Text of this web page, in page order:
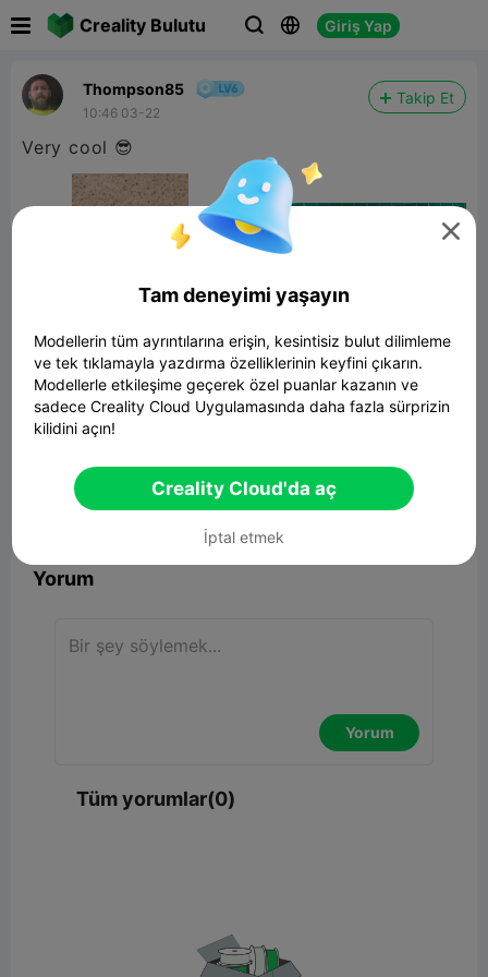
Creality Bulutu   Giriş Yap
Thompson85
10:46 03-22
Takip Et
Very cool 😎
Grinder

Yorum
Yorum
Tüm yorumlar(0)

Tam deneyimi yaşayın
Modellerin tüm ayrıntılarına erişin, kesintisiz bulut dilimleme
ve tek tıklamayla yazdırma özelliklerinin keyfini çıkarın.
Modellerle etkileşime geçerek özel puanlar kazanın ve
sadece Creality Cloud Uygulamasında daha fazla sürprizin
kilidini açın!
Creality Cloud'da aç
İptal etmek